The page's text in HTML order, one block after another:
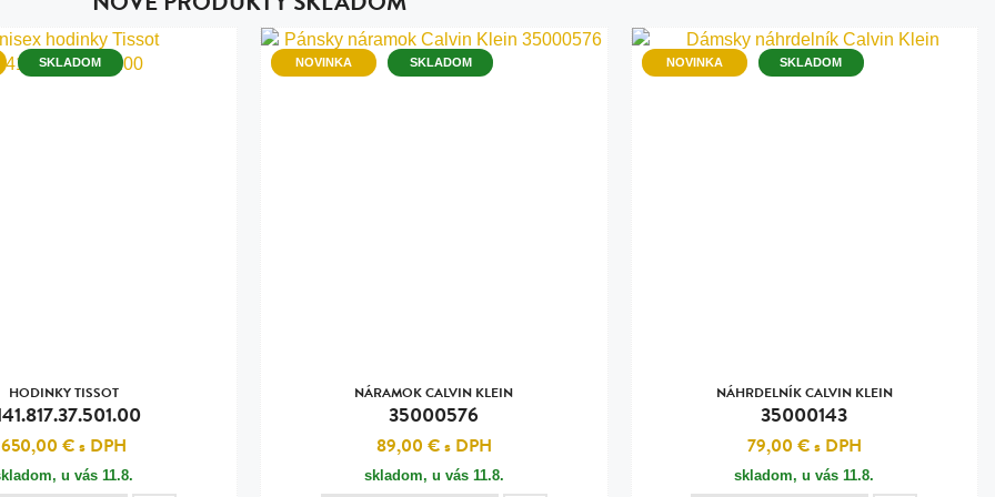
oceľ, silikón,
oceľ
/ koža
SKLADOM
HODINKY TISSOT
650,00 €s DPH
u vás 11.8.
NOVINKA SKLADOM
NÁRAMOK CALVIN KLEIN
35000576
89,00 €s DPH
skladom, u vás 11.8.
NOVINKA SKLADOM
NÁHRDELNÍK CALVIN KLEIN
35000143
79,00 €s DPH
skladom, u vás 11.8.